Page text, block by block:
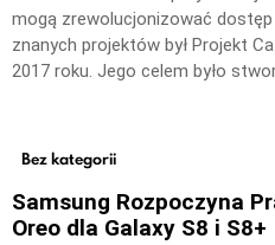
mogą zrewolucjonizować
znanych projektów był Projekt
2017 roku. Jego celem było
Bez kategorii
Samsung Rozpoczyna
Oreo dla Galaxy S8 i S8+